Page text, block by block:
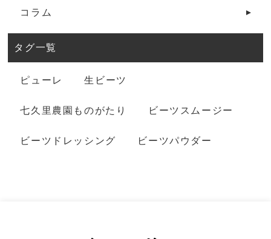
コラム
タグ一覧
ピューレ 生ビーツ
七久里農園ものがたり ビーツスムージー
ビーツドレッシング ビーツパウダー